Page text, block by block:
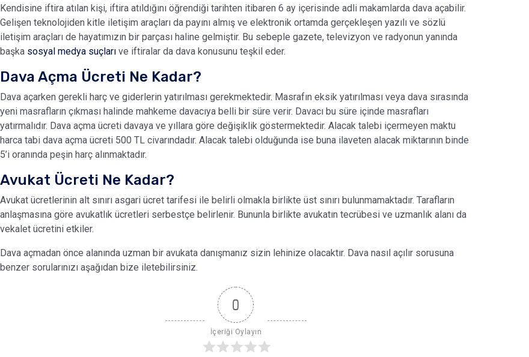
Kendisine iftira atılan kişi, iftira atıldığını öğrendiği tarihten itibaren 6 ay içerisinde adli makamlarda dava açabilir.
Gelişen teknolojiden kitle iletişim araçları da payını almış ve elektronik ortamda gerçekleşen yazılı ve sözlü
iletişim araçları de hayatımızın bir parçası haline gelmiştir. Bu sebeple gazete, televizyon ve radyonun yanında
başka sosyal medya suçları ve iftiralar da dava konusunu teşkil eder.
Dava Açma Ücreti Ne Kadar?
Dava açarken gerekli harç ve giderlerin yatırılması gerekmektedir. Masrafın eksik yatırılması veya dava sırasında
yeni masrafların çıkması halinde mahkeme davacıya belli bir süre verir. Davacı bu süre içinde masrafları
yatırmalıdır. Dava açma ücreti davaya ve yıllara göre değişiklik göstermektedir. Alacak talebi içermeyen maktu
harca tabi dava açma ücreti 500 TL civarındadır. Alacak talebi olduğunda ise buna ilaveten alacak miktarının binde
5’i oranında peşin harç alınmaktadır.
Avukat Ücreti Ne Kadar?
Avukat ücretlerinin alt sınırı asgari ücret tarifesi ile belirli olmakla birlikte üst sınırı bulunmamaktadır. Tarafların
anlaşmasına göre avukatlık ücretleri serbestçe belirlenir. Bununla birlikte avukatın tecrübesi ve uzmanlık alanı da
vekalet ücretini etkiler.
Dava açmadan önce alanında uzman bir avukata danışmanız sizin lehinize olacaktır. Dava nasıl açılır sorusuna
benzer sorularınızı aşağıdan bize iletebilirsiniz.
0
İçeriği Oylayın